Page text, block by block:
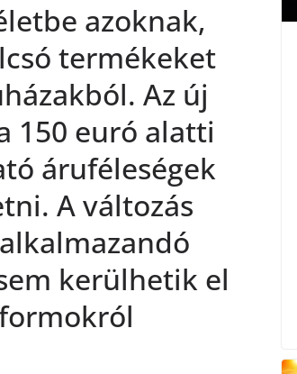
azoknak,
termékeket
Az új
150 euró alatti
áruféleségek
A változás
kerülhetik el